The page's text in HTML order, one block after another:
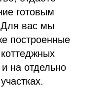
готовым
вас мы
построенные
на отдельно